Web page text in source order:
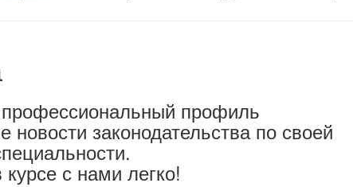
профиль
новости законодательства по своей
с нами легко!